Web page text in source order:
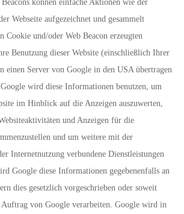
können einfache Aktionen wie der
Webseite aufgezeichnet und gesammelt
Cookie und/oder Web Beacon erzeugten
Benutzung dieser Website (einschließlich Ihrer
einen Server von Google in den USA übertragen
wird diese Informationen benutzen, um
im Hinblick auf die Anzeigen auszuwerten,
und Anzeigen für die
und um weitere mit der
Internetnutzung verbundene Dienstleistungen
Google diese Informationen gegebenenfalls an
dies gesetzlich vorgeschrieben oder soweit
von Google verarbeiten. Google wird in